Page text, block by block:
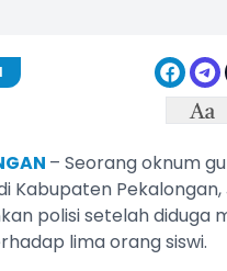
– Seorang oknum
Kabupaten Pekalongan,
polisi setelah diduga
lima orang siswi.